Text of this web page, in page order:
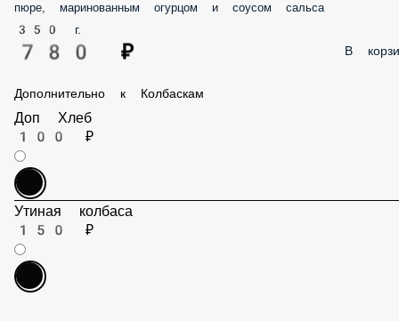
пюре, маринованным огурцом и соусом сальса
350 г.
780 ₽ В
Дополнительно к Колбаскам
Доп Хлеб
100 ₽
Утиная колбаса
150 ₽